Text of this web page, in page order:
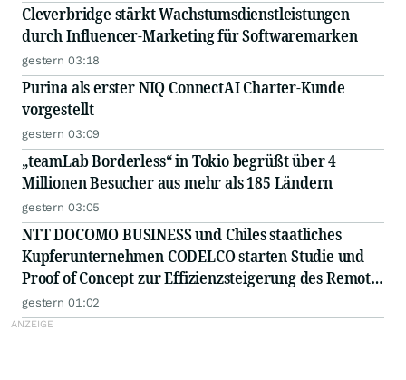
Bereichen FinTech, digitale Vermögenswerte und
Blockchain ausgezeichnet
Cleverbridge stärkt Wachstumsdienstleistungen
durch Influencer-Marketing für Softwaremarken
gestern 03:18
Purina als erster NIQ ConnectAI Charter-Kunde
vorgestellt
gestern 03:09
„teamLab Borderless“ in Tokio begrüßt über 4
Millionen Besucher aus mehr als 185 Ländern
gestern 03:05
NTT DOCOMO BUSINESS und Chiles staatliches
Kupferunternehmen CODELCO starten Studie und
Proof of Concept zur Effizienzsteigerung des Remote-
Betriebs von Kupferminen mittels IOWN APN
gestern 01:02